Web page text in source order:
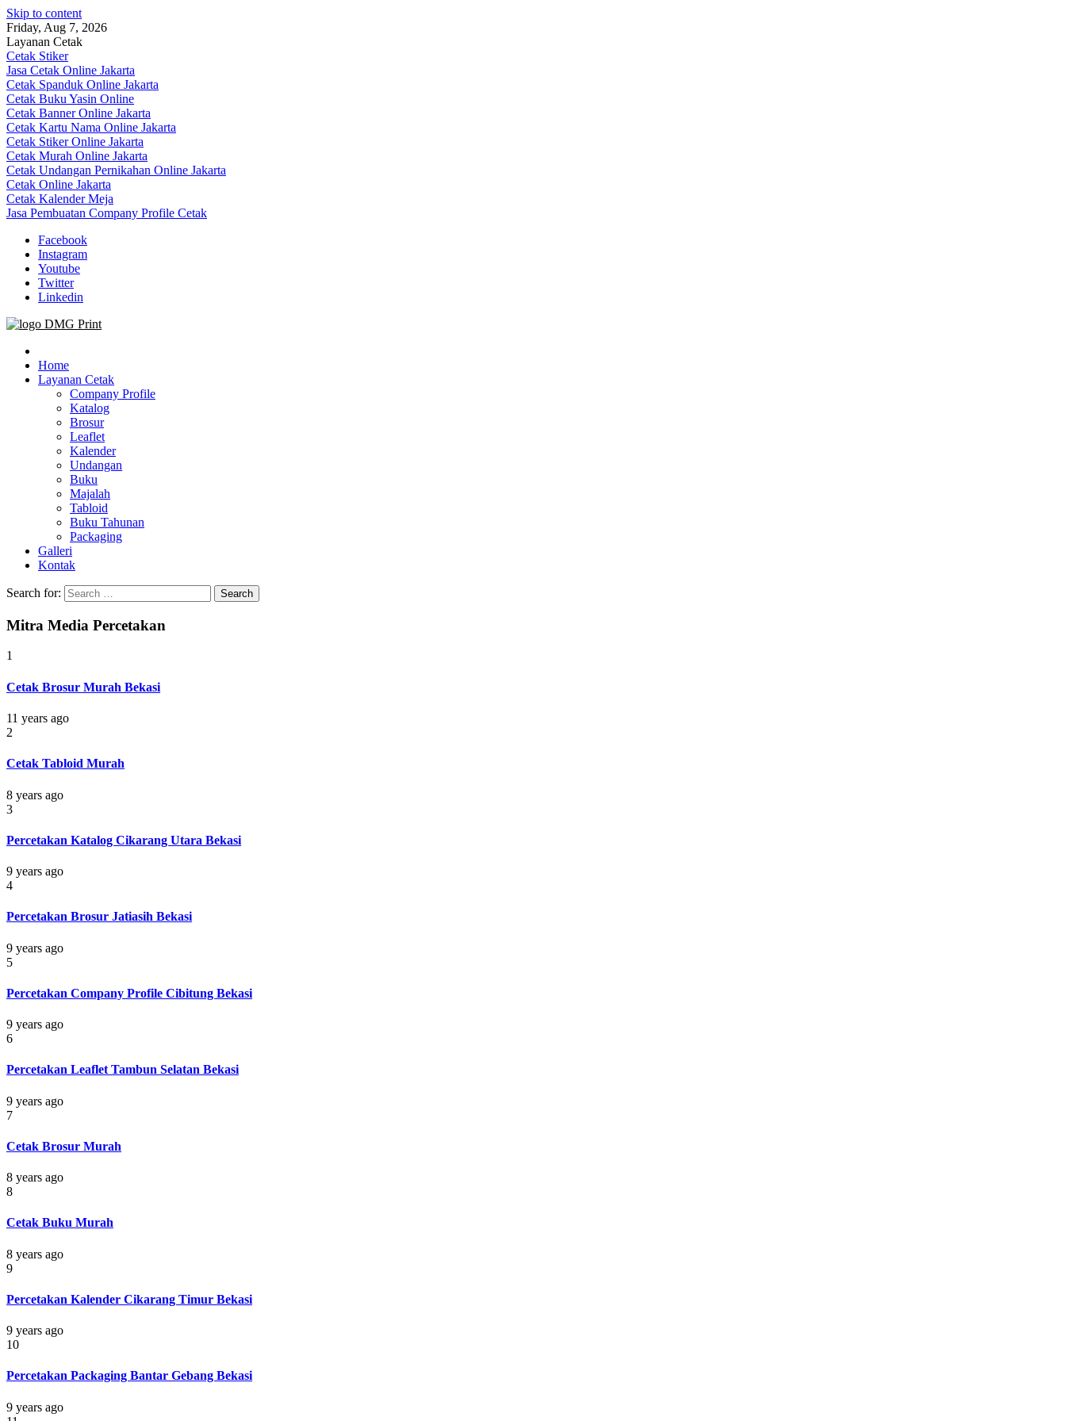
Skip to content
Friday, Aug 7, 2026
Layanan Cetak
Cetak Stiker
Jasa Cetak Online Jakarta
Cetak Spanduk Online Jakarta
Cetak Buku Yasin Online
Cetak Banner Online Jakarta
Cetak Kartu Nama Online Jakarta
Cetak Stiker Online Jakarta
Cetak Murah Online Jakarta
Cetak Undangan Pernikahan Online Jakarta
Cetak Online Jakarta
Cetak Kalender Meja
Jasa Pembuatan Company Profile Cetak
Facebook
Instagram
Youtube
Twitter
Linkedin
Jasa Cetak Online DMG Printing
Home
Layanan Cetak
Company Profile
Katalog
Brosur
Leaflet
Kalender
Undangan
Buku
Majalah
Tabloid
Buku Tahunan
Packaging
Galleri
Kontak
Search for:
Mitra Media Percetakan
1
Cetak Brosur Murah Bekasi
11 years ago
2
Cetak Tabloid Murah
8 years ago
3
Percetakan Katalog Cikarang Utara Bekasi
9 years ago
4
Percetakan Brosur Jatiasih Bekasi
9 years ago
5
Percetakan Company Profile Cibitung Bekasi
9 years ago
6
Percetakan Leaflet Tambun Selatan Bekasi
9 years ago
7
Cetak Brosur Murah
8 years ago
8
Cetak Buku Murah
8 years ago
9
Percetakan Kalender Cikarang Timur Bekasi
9 years ago
10
Percetakan Packaging Bantar Gebang Bekasi
9 years ago